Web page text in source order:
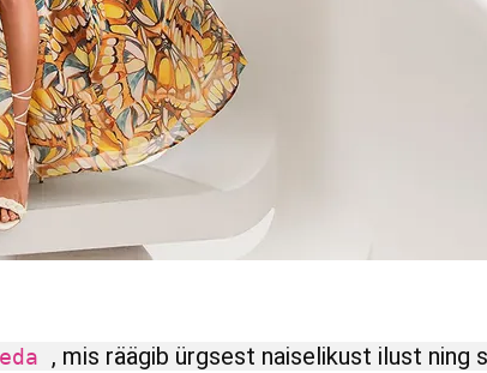
, mis räägib ürgsest naiselikust ilust ning